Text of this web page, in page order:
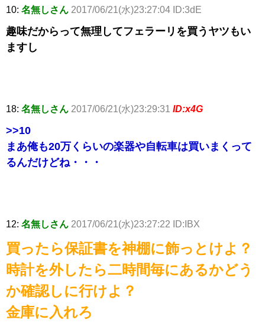
10: 名無しさん 2017/06/21(水)23:27:04 ID:3dE
趣味だからって無理してフェラーリを買うヤツもい
ますし
18: 名無しさん 2017/06/21(水)23:29:31 ID:x4G
>>10
まあ俺も20万くらいの楽器や自転車は買いまくって
るんだけどね・・・
12: 名無しさん 2017/06/21(水)23:27:22 ID:IBX
買ったら保証書を神棚に飾っとけよ？
時計を外したら二時間毎にあるかどう
か確認しに行けよ？
金庫に入れろ